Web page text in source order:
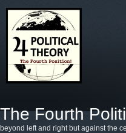
The Fourth
beyond left and right but against the